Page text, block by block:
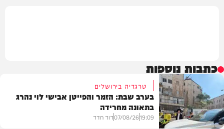
כתבות נוספות
טרגדיה בירושלים
בערב שבת: הזמר והפייטן אבישי לוי נהרג
בתאונה מחרידה
19:09
07/08/26דוד חדד